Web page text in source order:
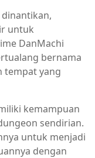
untuk
DanMachi
bernama
tempat yang
kemampuan
sendirian.
untuk menjadi
dengan